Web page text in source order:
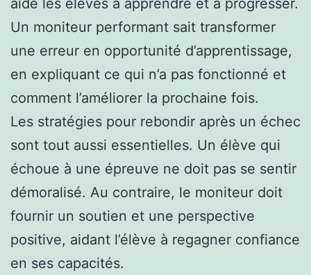
aide les élèves à apprendre et à progresser.
Un moniteur performant sait transformer
une erreur en opportunité d’apprentissage,
en expliquant ce qui n’a pas fonctionné et
comment l’améliorer la prochaine fois.
Les stratégies pour rebondir après un échec
sont tout aussi essentielles. Un élève qui
échoue à une épreuve ne doit pas se sentir
démoralisé. Au contraire, le moniteur doit
fournir un soutien et une perspective
positive, aidant l’élève à regagner confiance
en ses capacités.